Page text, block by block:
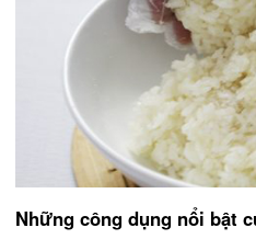
Những công dụng nổi bật